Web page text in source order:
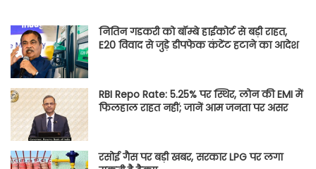
नितिन गडकरी को बॉम्बे हाईकोर्ट से बड़ी राहत,
E20 विवाद से जुड़े डीपफेक कंटेंट हटाने का आदेश
RBI Repo Rate: 5.25% पर स्थिर, लोन की EMI में
फिलहाल राहत नहीं; जानें आम जनता पर असर
रसोई गैस पर बड़ी खबर, सरकार LPG पर लगा